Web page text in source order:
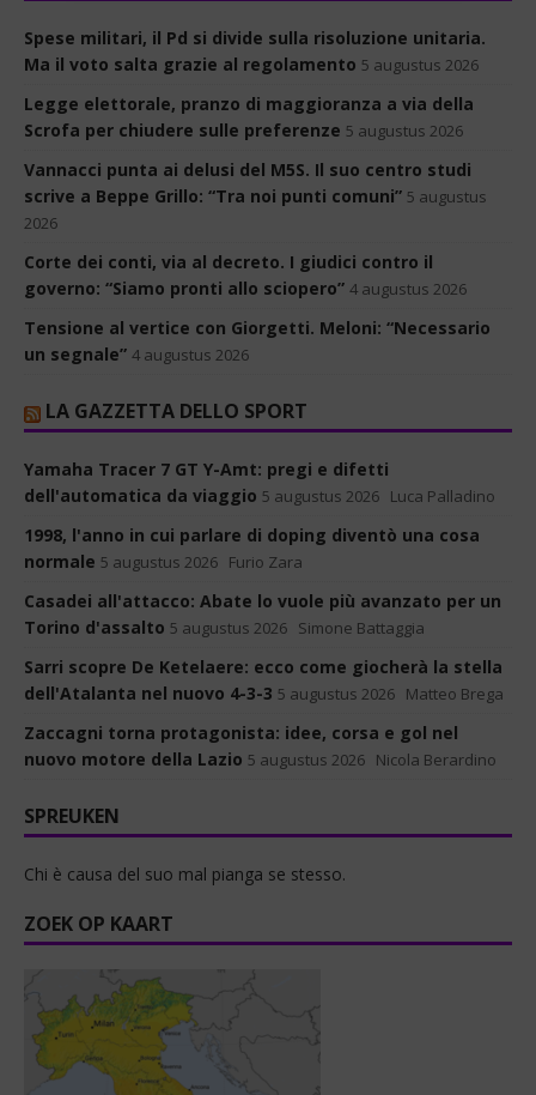
Spese militari, il Pd si divide sulla risoluzione unitaria.
Ma il voto salta grazie al regolamento 5 augustus 2026
Legge elettorale, pranzo di maggioranza a via della
Scrofa per chiudere sulle preferenze 5 augustus 2026
Vannacci punta ai delusi del M5S. Il suo centro studi
scrive a Beppe Grillo: “Tra noi punti comuni” 5 augustus
2026
Corte dei conti, via al decreto. I giudici contro il
governo: “Siamo pronti allo sciopero” 4 augustus 2026
Tensione al vertice con Giorgetti. Meloni: “Necessario
un segnale” 4 augustus 2026
LA GAZZETTA DELLO SPORT
Yamaha Tracer 7 GT Y-Amt: pregi e difetti
dell'automatica da viaggio 5 augustus 2026 Luca Palladino
1998, l'anno in cui parlare di doping diventò una cosa
normale 5 augustus 2026 Furio Zara
Casadei all'attacco: Abate lo vuole più avanzato per un
Torino d'assalto 5 augustus 2026 Simone Battaggia
Sarri scopre De Ketelaere: ecco come giocherà la stella
dell'Atalanta nel nuovo 4-3-3 5 augustus 2026 Matteo Brega
Zaccagni torna protagonista: idee, corsa e gol nel
nuovo motore della Lazio 5 augustus 2026 Nicola Berardino
SPREUKEN
Chi è causa del suo mal pianga se stesso.
ZOEK OP KAART